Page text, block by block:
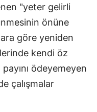
Sinop
Sivas
Tekirdağ
Tokat
"yeter gelirli
önüne
göre yeniden
kendi öz
payını ödeyemeyen
çalışmalar